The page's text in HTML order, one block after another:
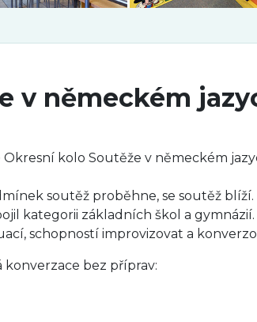
v německém
Okresní kolo Soutěže v německém
soutěž proběhne, se soutěž
kategorii základních škol a gymnázií.
schopností improvizovat a
bez příprav: